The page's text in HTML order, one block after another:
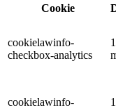
Cookie
cookielawinfo-
checkbox-analytics
cookielawinfo-